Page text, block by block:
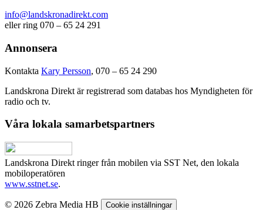
info@landskronadirekt.com
eller ring 070 – 65 24 291
Annonsera
Kontakta Kary Persson, 070 – 65 24 290
Landskrona Direkt är registrerad som databas hos Myndigheten för
radio och tv.
Våra lokala samarbetspartners
Landskrona Direkt ringer från mobilen via SST Net, den lokala
mobiloperatören
www.sstnet.se.
© 2026 Zebra Media HB Cookie inställningar